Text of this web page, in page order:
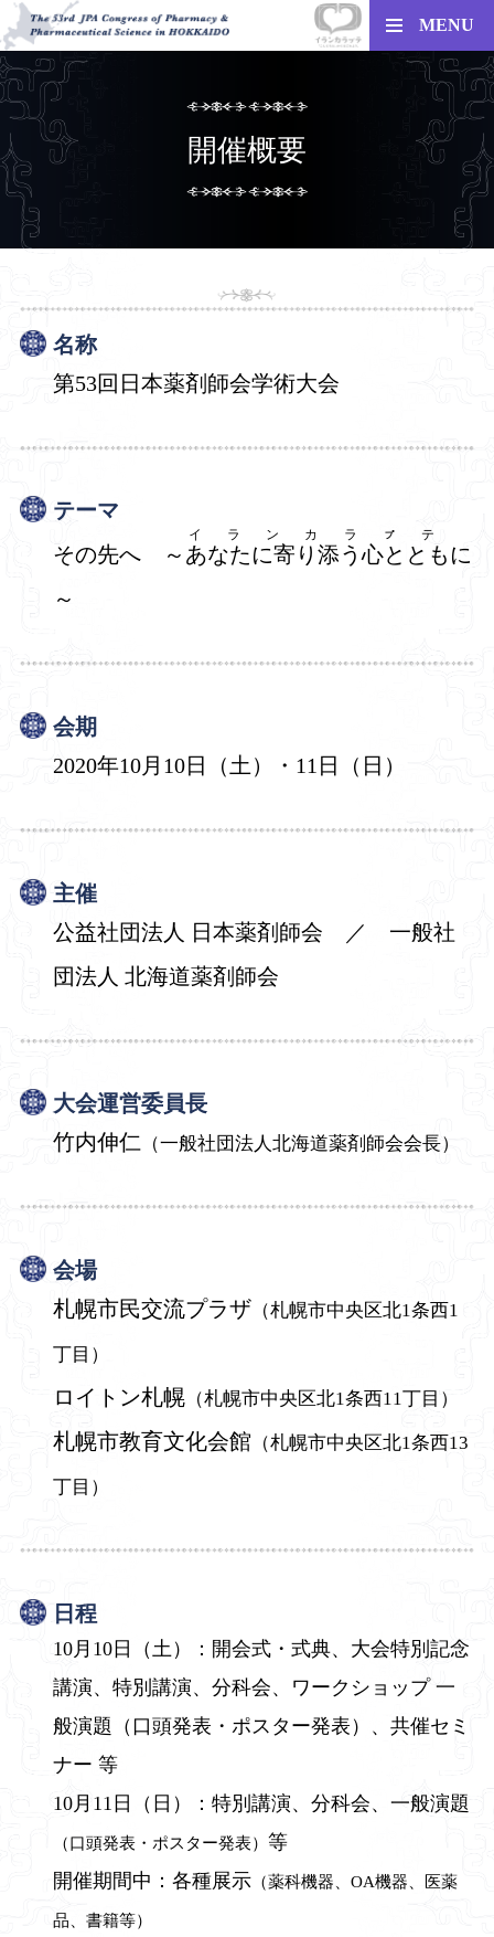
MENU
開催概要
名称
第53回日本薬剤師会学術大会
テーマ
その先へ
～ あなたに寄り添う心とともに
イランカラㇷ゚テ
～
会期
2020年10月10日（土）・11日（日）
主催
公益社団法人 日本薬剤師会 ／ 一般社
団法人 北海道薬剤師会
大会運営委員長
竹内伸仁 （一般社団法人北海道薬剤師会会長）
会場
札幌市民交流プラザ （札幌市中央区北1条西1
丁目）
ロイトン札幌 （札幌市中央区北1条西11丁目）
札幌市教育文化会館 （札幌市中央区北1条西13
丁目）
日程
10月10日（土）：開会式・式典、大会特別記念
講演、特別講演、分科会、ワークショップ一
般演題（口頭発表・ポスター発表）、共催セミ
ナー 等
10月11日（日）：特別講演、分科会、一般演題
（口頭発表・ポスター発表）等
開催期間中：各種展示 （薬科機器、OA機器、医薬
品、書籍等）